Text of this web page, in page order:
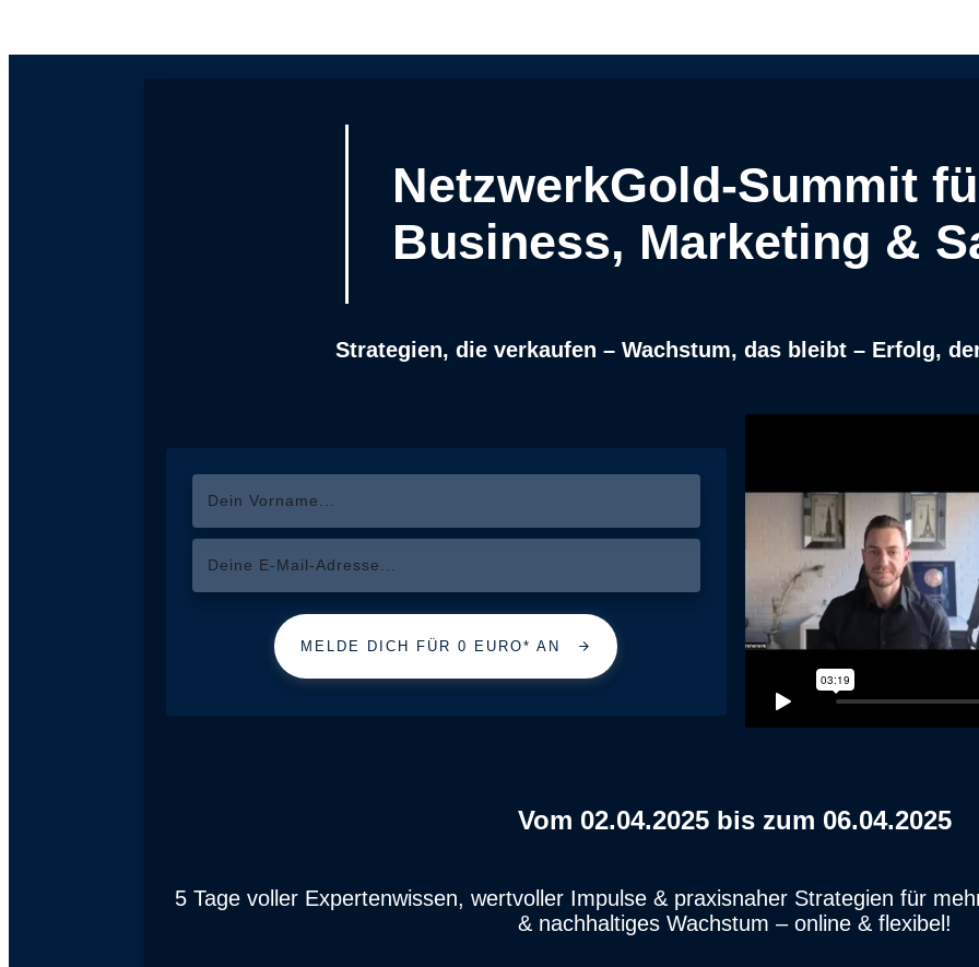
NetzwerkGold-Summit
Business, Marketing &
Strategien, die verkaufen – Wachstum, das bleibt – Erfolg,
MELDE DICH FÜR 0 EURO* AN
Vom 02.04.2025 bis zum 06.04.2025
5 Tage voller Expertenwissen, wertvoller Impulse & praxisnaher Strategien für
& nachhaltiges Wachstum – online & flexibel!